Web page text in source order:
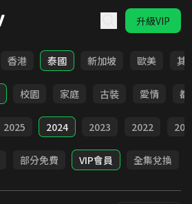
升級VIP
香港 泰國 新加坡 歐美 其
校園 家庭 古裝 愛情 都
2025 2024 2023 2022
部分免費 VIP會員 全集兌換